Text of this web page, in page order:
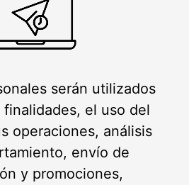
serán utilizados
finalidades, el uso del
operaciones, análisis
envío de
y promociones,